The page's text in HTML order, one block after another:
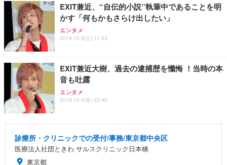
EXIT兼近、“自伝的小説”執筆中であることを明
かす「何もかもさらけ出したい」
エンタメ
2019.10.5(土) 11:53
EXIT兼近大樹、過去の逮捕歴を懺悔 ！当時の本
音も吐露
エンタメ
2019.10.4(金) 23:40
診療所・クリニックでの受付/事務/東京都中央区
医療法人社団ときわ サルスクリニック日本橋
東京都